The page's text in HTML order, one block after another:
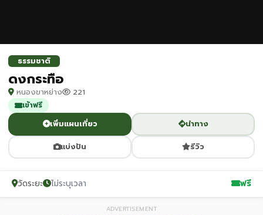
ธรรมชาติ
ดงกระทือ
หนองขาหย่าง 221
เข้าฟรี
เพิ่มแผนเที่ยว นำทาง
แบ่งปัน รีวิว
วัดระยะ ไม่ระบุเวลา ฟรี
ADVERTISEMENT